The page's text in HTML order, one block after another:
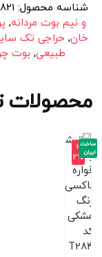
شناسه محصول:
و نیم بوت مردانه,
خان, حراجی تک
طبیعی, بوت
محصولات
-3
2%
ساخت
ایران